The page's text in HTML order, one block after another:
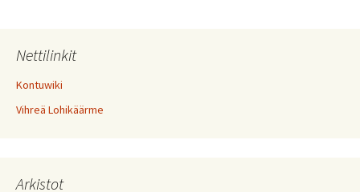
Nettilinkit
Kontuwiki
Vihreä Lohikäärme
Arkistot